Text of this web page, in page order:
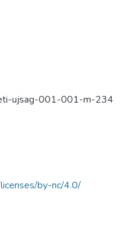
ujsag-001-001-m-234
by-nc/4.0/